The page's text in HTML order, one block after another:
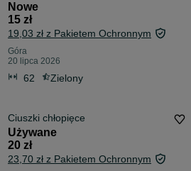
Nowe
15 zł
19,03 zł z Pakietem Ochronnym
Góra
20 lipca 2026
62 Zielony
Ciuszki chłopięce
Używane
20 zł
23,70 zł z Pakietem Ochronnym